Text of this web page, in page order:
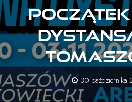
Strefa szkoleniowa +
Galeria
Kontakt
początek
30 października